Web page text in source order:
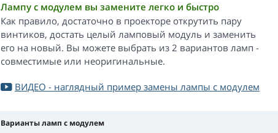
Лампу с модулем вы замените легко и быстро
Как правило, достаточно в проекторе открутить пару
винтиков, достать целый ламповый модуль и заменить
его на новый. Вы можете выбрать из 2 вариантов ламп -
совместимые или неоригинальные.
ВИДЕО - наглядный пример замены лампы с модулем
Варианты ламп с модулем